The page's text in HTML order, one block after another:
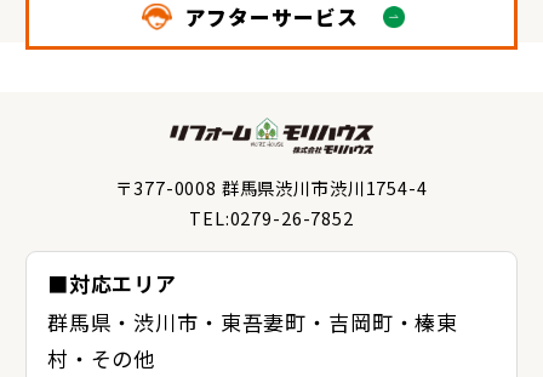
アフターサービス
〒377-0008 群馬県渋川市渋川1754-4
TEL:0279-26-7852
■対応エリア
群馬県・渋川市・東吾妻町・吉岡町・榛東
村・その他